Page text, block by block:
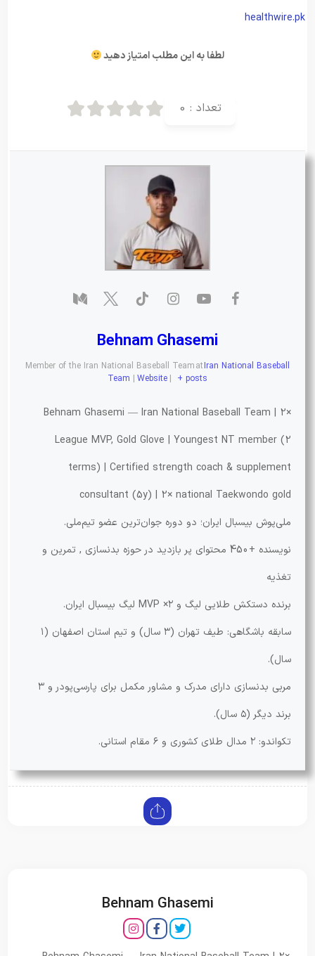
healthwire.pk
لطفا به این مطلب امتیاز دهید
تعداد : 0
Behnam Ghasemi
Member of the Iran National Baseball TeamatIran National Baseball
Team
Website + posts
Behnam Ghasemi — Iran National Baseball Team | 2×
League MVP, Gold Glove | Youngest NT member (2
terms) | Certified strength coach & supplement
consultant (5y) | 2× national Taekwondo gold
ملی‌پوش بیسبال ایران؛ دو دوره جوان‌ترین عضو تیم‌ملی.
نویسنده +450 محتوای پر بازدید در حوزه بدنسازی , تمرین و
تغذیه
برنده دستکش طلایی لیگ و ۲× MVP لیگ بیسبال ایران.
سابقه باشگاهی: طیف تهران (۳ سال) و تیم استان اصفهان (۱
سال).
مربی بدنسازی دارای مدرک و مشاور مکمل برای پارسی‌پودر و ۳
برند دیگر (۵ سال).
تکواندو: ۲ مدال طلای کشوری و ۶ مقام استانی.
Behnam Ghasemi